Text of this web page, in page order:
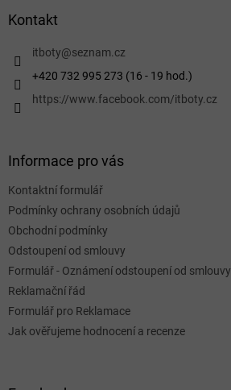
Kontakt
itboty@seznam.cz
+420 732 995 273 (16 - 19 hod.)
https://www.facebook.com/itboty.cz
Informace pro vás
Kontaktní formulář
Podmínky ochrany osobních údajů
Obchodní podmínky
Odstoupení od smlouvy
Formulář - Oznámení odstoupení od smlouvy
Reklamační řád
Formulář pro Reklamace
Jak ověřujeme hodnocení a recenze